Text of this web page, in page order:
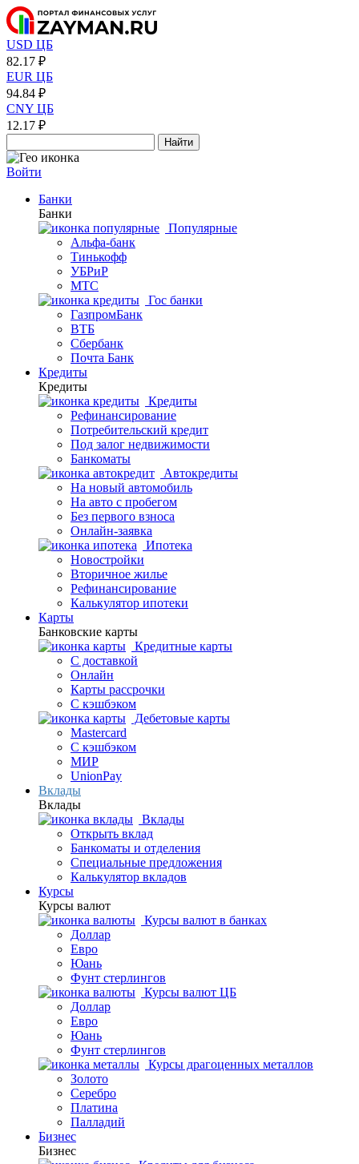
USD ЦБ
82.17 ₽
EUR ЦБ
94.84 ₽
CNY ЦБ
12.17 ₽
Найти
Войти
Банки
Банки
Популярные
Альфа-банк
Тинькофф
УБРиР
МТС
Гос банки
ГазпромБанк
ВТБ
Сбербанк
Почта Банк
Кредиты
Кредиты
Кредиты
Рефинансирование
Потребительский кредит
Под залог недвижимости
Банкоматы
Автокредиты
На новый автомобиль
На авто с пробегом
Без первого взноса
Онлайн-заявка
Ипотека
Новостройки
Вторичное жилье
Рефинансирование
Калькулятор ипотеки
Карты
Банковские карты
Кредитные карты
С доставкой
Онлайн
Карты рассрочки
С кэшбэком
Дебетовые карты
Mastercard
С кэшбэком
МИР
UnionPay
Вклады
Вклады
Вклады
Открыть вклад
Банкоматы и отделения
Специальные предложения
Калькулятор вкладов
Курсы
Курсы валют
Курсы валют в банках
Доллар
Евро
Юань
Фунт стерлингов
Курсы валют ЦБ
Доллар
Евро
Юань
Фунт стерлингов
Курсы драгоценных металлов
Золото
Серебро
Платина
Палладий
Бизнес
Бизнес